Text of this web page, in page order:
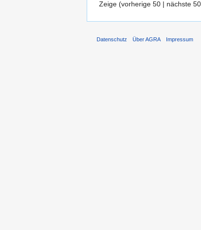
Zeige (vorherige 50 | nächste
Datenschutz Über AGRA Impressum